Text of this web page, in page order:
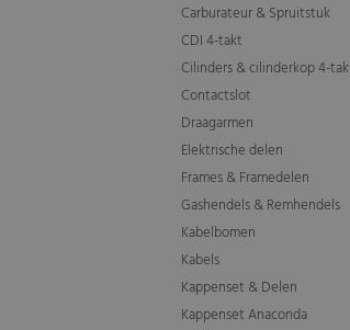
Carburateur & Spruitstuk
CDI 4-takt
Cilinders & cilinderkop 4-
Contactslot
Draagarmen
Elektrische delen
Frames & Framedelen
Gashendels & Remhendels
Kabelbomen
Kabels
Kappenset & Delen
Kappenset Anaconda